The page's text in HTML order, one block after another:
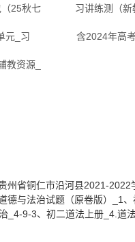
25秋七
元_习
教资源_
习讲练测（新
含2024年高
州省铜仁市沿河县2021-2022
德与法治试题（原卷版）_1
_4-9-3、初二道法上册_4.道